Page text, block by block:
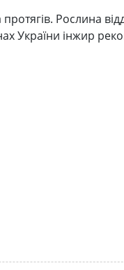
Рослина
України інжир